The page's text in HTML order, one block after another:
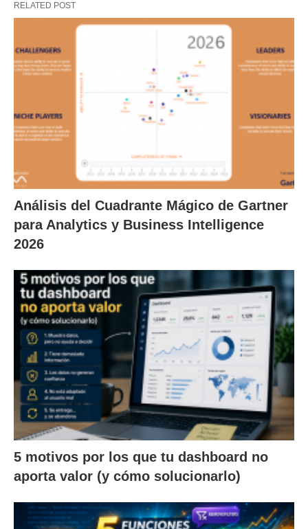
RELATED POST
Análisis del Cuadrante Mágico de Gartner
para Analytics y Business Intelligence
2026
5 motivos por los que tu dashboard no
aporta valor (y cómo solucionarlo)